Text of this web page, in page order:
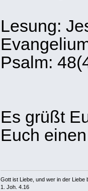
Lesung:
Psalm:
Es grüßt
Euch
Gott ist Liebe, und wer in der Liebe
1. Joh. 4.16